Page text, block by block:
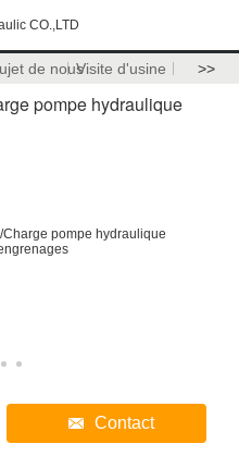
CO.,LTD
de nousVisite d'usine >>
pompe hydraulique
Contact